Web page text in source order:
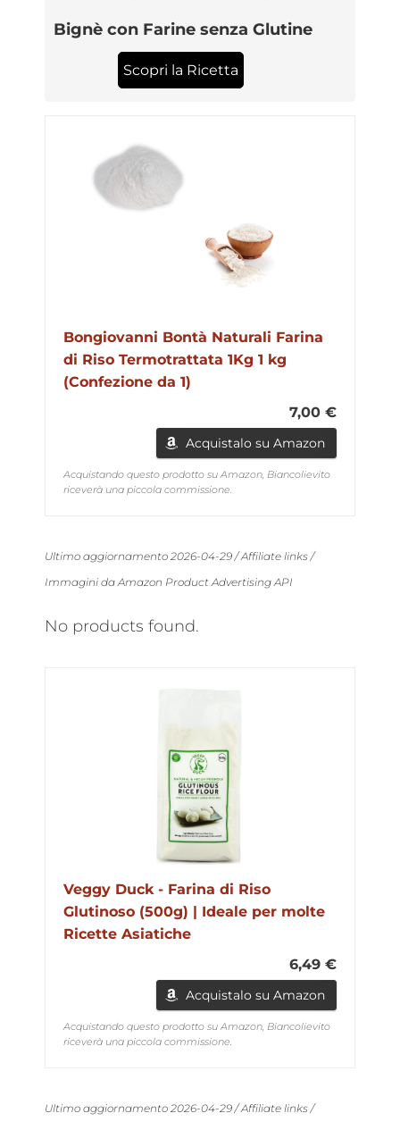
Bignè con Farine senza Glutine
Scopri la Ricetta
Bongiovanni Bontà Naturali Farina
di Riso Termotrattata 1Kg 1 kg
(Confezione da 1)
7,00 €
Acquistalo su Amazon
Acquistando questo prodotto su Amazon, Biancolievito
riceverà una piccola commissione.
Ultimo aggiornamento 2026-04-29 / Affiliate links /
Immagini da Amazon Product Advertising API
No products found.
Veggy Duck - Farina di Riso
Glutinoso (500g) | Ideale per molte
Ricette Asiatiche
6,49 €
Acquistalo su Amazon
Acquistando questo prodotto su Amazon, Biancolievito
riceverà una piccola commissione.
Ultimo aggiornamento 2026-04-29 / Affiliate links /